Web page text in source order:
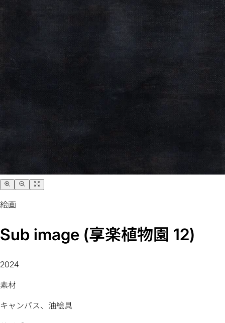
絵画
Sub image (享楽植物園 12)
2024
素材
キャンバス、油絵具